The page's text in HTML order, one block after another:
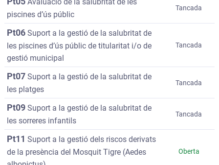
piscines d’ús públic
Tancada
Pt06 Suport a la gestió de la salubritat de
les piscines d’ús públic de titularitat i/o de
gestió municipal
Tancada
Pt07 Suport a la gestió de la salubritat de
les platges
Tancada
Pt09 Suport a la gestió de la salubritat de
les sorreres infantils
Tancada
Pt11 Suport a la gestió dels riscos derivats
de la presència del Mosquit Tigre (Aedes
Oberta